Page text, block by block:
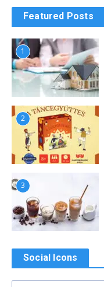
Featured Posts
1
2
3
Social Icons